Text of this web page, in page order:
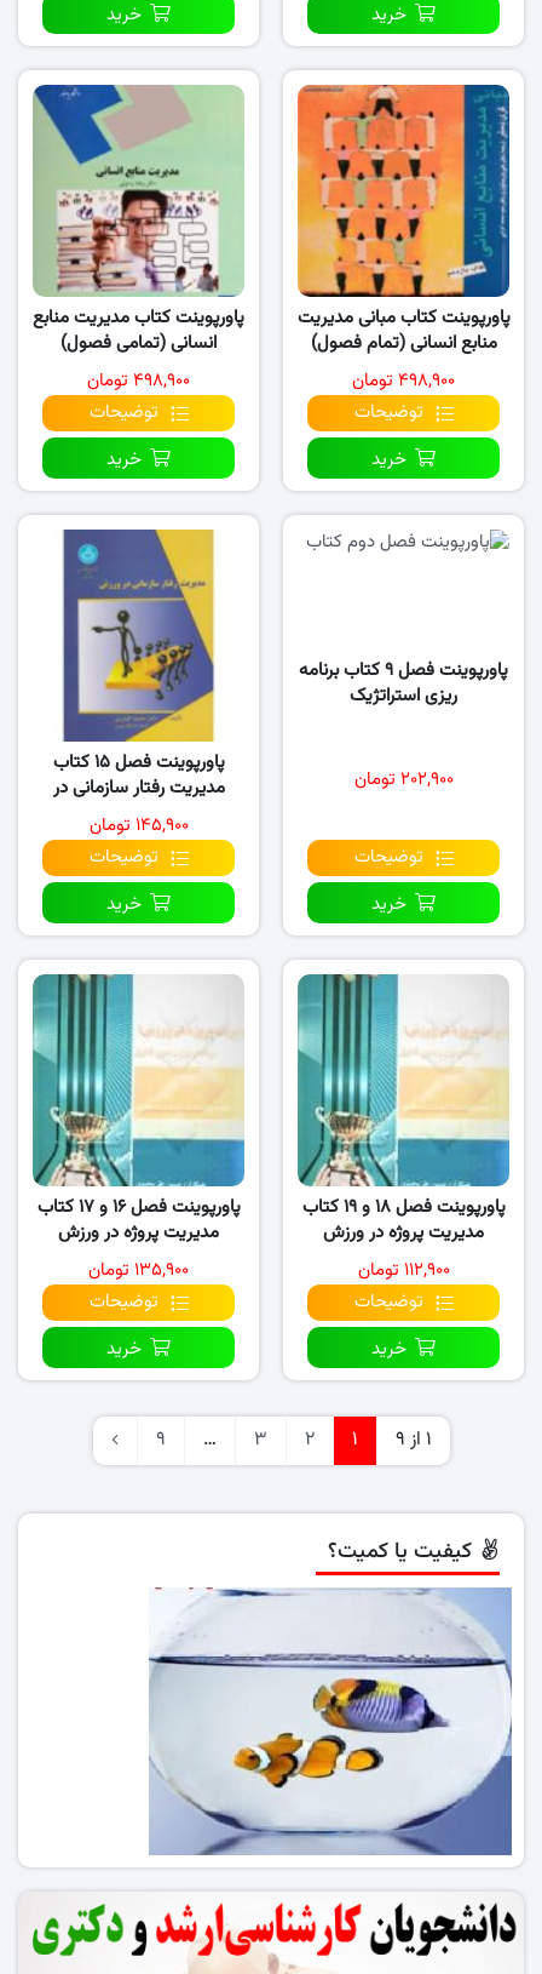
خرید
خرید
پاورپوینت کتاب مبانی مدیریت
منابع انسانی (تمام فصول)
۴۹۸,۹۰۰ تومان
توضیحات
خرید
پاورپوینت کتاب مدیریت منابع
انسانی (تمامی فصول)
۴۹۸,۹۰۰ تومان
توضیحات
خرید
پاورپوینت فصل ۹ کتاب برنامه
ریزی استراتژیک
۲۰۲,۹۰۰ تومان
توضیحات
خرید
پاورپوینت فصل ۱۵ کتاب
مدیریت رفتار سازمانی در
ورزش
۱۴۵,۹۰۰ تومان
توضیحات
خرید
پاورپوینت فصل ۱۸ و ۱۹ کتاب
مدیریت پروژه در ورزش
۱۱۲,۹۰۰ تومان
توضیحات
خرید
پاورپوینت فصل ۱۶ و ۱۷ کتاب
مدیریت پروژه در ورزش
۱۳۵,۹۰۰ تومان
توضیحات
خرید
1 از 9 1
2
3
…
9
کیفیت یا کمیت؟